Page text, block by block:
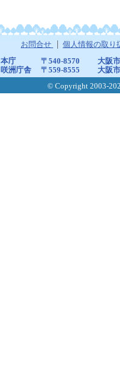
お問合せ 個人情報の取り
本庁 〒540-8570
大阪
咲洲庁舎
〒559-8555
大阪
© Copyright 2003-